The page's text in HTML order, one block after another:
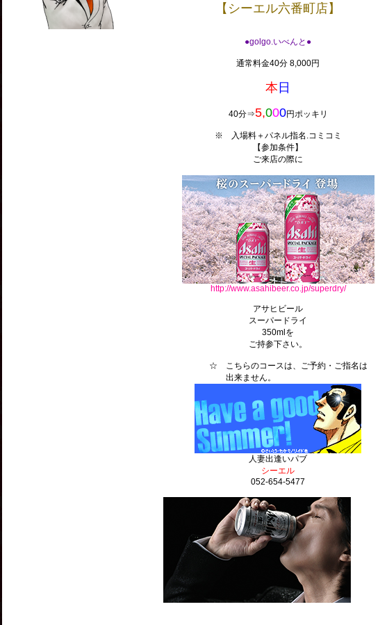
【シーエル六番町店】
●golgo.いべんと●
通常料金40分 8,000円
本 日
40分⇒5,000円ポッキリ
※ 入場料＋パネル指名.コミコミ
【参加条件】
ご来店の際に
http://www.asahibeer.co.jp/superdry/
アサヒビール
スーパードライ
350mlを
ご持参下さい。
☆ こちらのコースは、ご予約・ご指名は
出来ません。
人妻出逢いパブ
シーエル
052-654-5477